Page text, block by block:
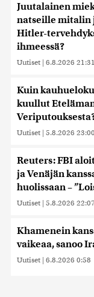
Juutalainen
natseille mitalin
Hitler-
ihmeessä?
Uutiset | 6.8.2026 21:31
Kuin
kuullut
Uutiset | 5.8.2026 23:00
Reuters: FBI
ja Venäjän
huolissaan –
Uutiset | 5.8.2026 22:07
Khamenein
vaikeaa, sanoo
Uutiset | 6.8.2026 0:58